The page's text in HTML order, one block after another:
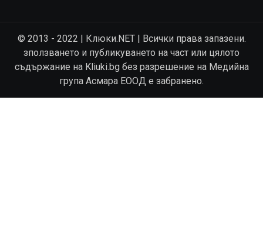
© 2013 - 2022 | Клюки.NET | Всички права запазени.
зползването и публикуването на част или цялото
съдържание на Kliuki.bg без разрешение на Медийна
група Асмара ЕООД е забранено.